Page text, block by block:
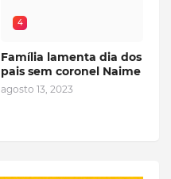
4
Família lamenta dia dos
pais sem coronel Naime
agosto 13, 2023